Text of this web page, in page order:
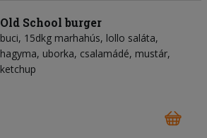
Old School burger
buci, 15dkg marhahús, lollo saláta,
hagyma, uborka, csalamádé, mustár,
ketchup